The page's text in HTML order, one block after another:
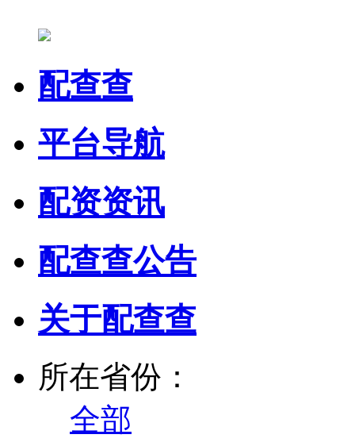
配查查
平台导航
配资资讯
配查查公告
关于配查查
所在省份：
全部